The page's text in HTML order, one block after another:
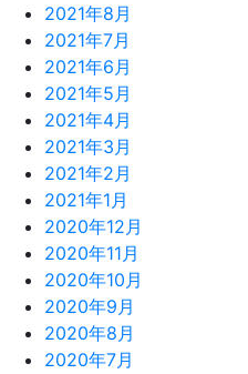
2021年8月
2021年7月
2021年6月
2021年5月
2021年4月
2021年3月
2021年2月
2021年1月
2020年12月
2020年11月
2020年10月
2020年9月
2020年8月
2020年7月